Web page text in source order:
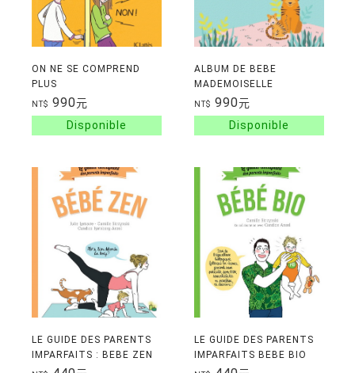
ON NE SE COMPREND
PLUS
NT$ 990元
ALBUM DE BEBE
MADEMOISELLE
HIPOLYTE
NT$ 990元
LE GUIDE DES PARENTS
IMPARFAITS : BEBE ZEN
LE GUIDE DES PARENTS
IMPARFAITS BEBE BIO